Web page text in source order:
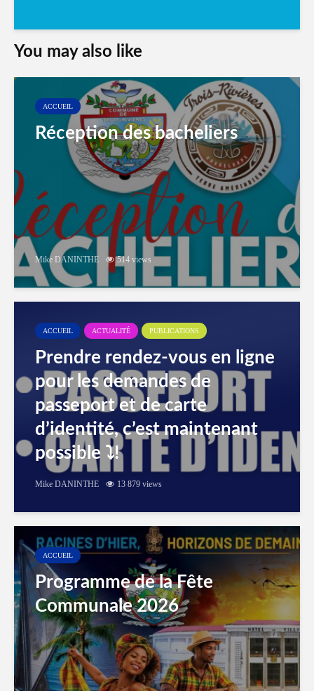
You may also like
ACCUEIL
Réception des bacheliers
Mike DANINTHE 514 views
ACCUEIL ACTUALITÉ PUBLICATIONS
Prendre rendez-vous en ligne
pour les demandes de
passeport et de carte
d’identité, c’est maintenant
possible ⤵️!
Mike DANINTHE 13 879 views
ACCUEIL
Programme de la Fête
Communale 2026